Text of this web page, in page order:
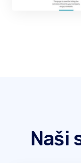
Naši